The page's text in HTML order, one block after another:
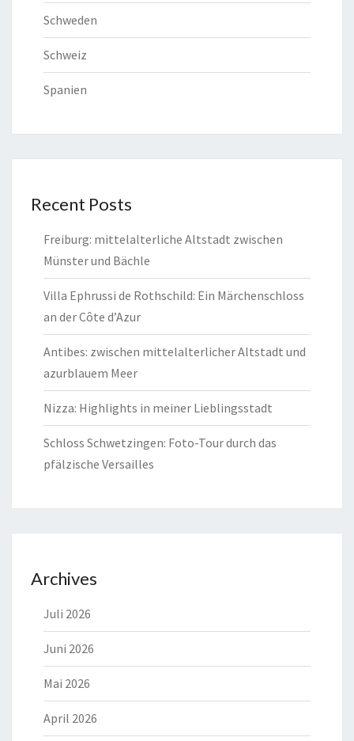
Schweden
Schweiz
Spanien
Recent Posts
Freiburg: mittelalterliche Altstadt zwischen
Münster und Bächle
Villa Ephrussi de Rothschild: Ein Märchenschloss
an der Côte d’Azur
Antibes: zwischen mittelalterlicher Altstadt und
azurblauem Meer
Nizza: Highlights in meiner Lieblingsstadt
Schloss Schwetzingen: Foto-Tour durch das
pfälzische Versailles
Archives
Juli 2026
Juni 2026
Mai 2026
April 2026